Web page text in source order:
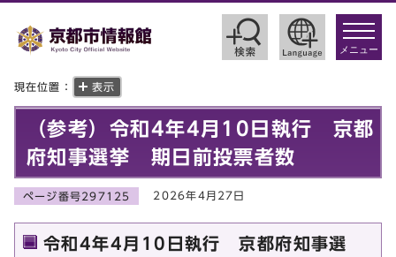
toggle
メニュー
現在位置： 表示
（参考）令和4年4月10日執行 京都
府知事選挙 期日前投票者数
ページ番号297125 2026年4月27日
令和4年4月10日執行 京都府知事選